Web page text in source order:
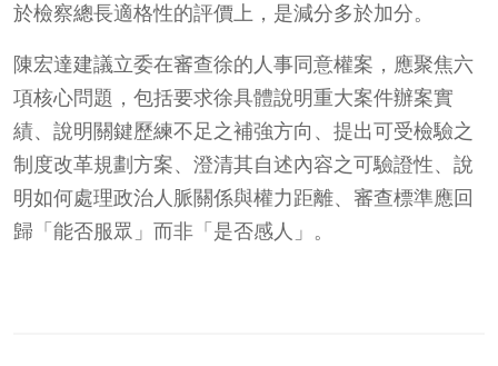
於檢察總長適格性的評價上，是減分多於加分。
陳宏達建議立委在審查徐的人事同意權案，應聚焦六
項核心問題，包括要求徐具體說明重大案件辦案實
績、說明關鍵歷練不足之補強方向、提出可受檢驗之
制度改革規劃方案、澄清其自述內容之可驗證性、說
明如何處理政治人脈關係與權力距離、審查標準應回
歸「能否服眾」而非「是否感人」。